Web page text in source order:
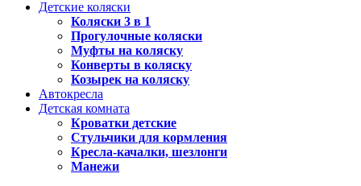
Детские коляски
Коляски 3 в 1
Прогулочные коляски
Муфты на коляску
Конверты в коляску
Козырек на коляску
Автокресла
Детская комната
Кроватки детские
Стульчики для кормления
Кресла-качалки, шезлонги
Манежи